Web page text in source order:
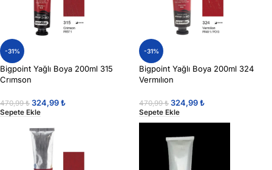
-31%
Bigpoint Yağlı Boya 200ml 315
Crımson
470,99₺ 324,99₺
Sepete Ekle
-31%
Bigpoint Yağlı Boya 200ml 324
Vermılıon
470,99₺ 324,99₺
Sepete Ekle